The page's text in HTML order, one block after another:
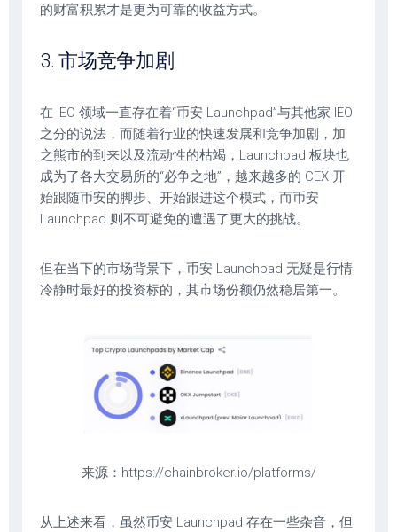
的财富积累才是更为可靠的收益方式。
3. 市场竞争加剧
在 IEO 领域一直存在着“币安 Launchpad”与其他家 IEO
之分的说法，而随着行业的快速发展和竞争加剧，加
之熊市的到来以及流动性的枯竭，Launchpad 板块也
成为了各大交易所的“必争之地”，越来越多的 CEX 开
始跟随币安的脚步、开始跟进这个模式，而币安
Launchpad 则不可避免的遭遇了更大的挑战。
但在当下的市场背景下，币安 Launchpad 无疑是行情
冷静时最好的投资标的，其市场份额仍然稳居第一。
来源：https://chainbroker.io/platforms/
从上述来看，虽然币安 Launchpad 存在一些杂音，但